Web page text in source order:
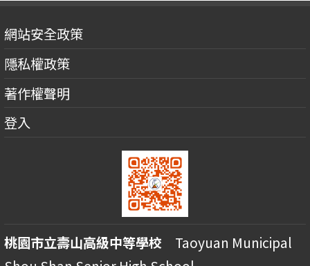
網站安全政策
隱私權政策
著作權聲明
登入
桃園市立壽山高級中等學校 Taoyuan Municipal